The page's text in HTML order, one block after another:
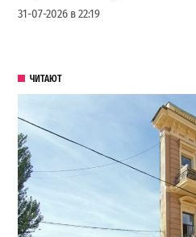
31-07-2026 в 22:19
ЧИТАЮТ